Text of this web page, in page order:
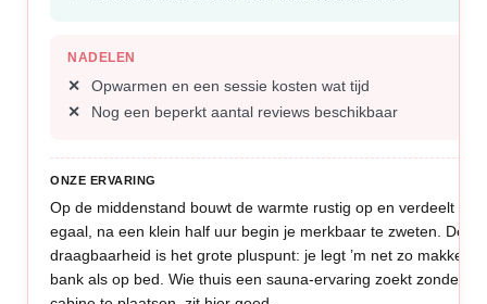
NADELEN
Opwarmen en een sessie kosten wat tijd
Nog een beperkt aantal reviews beschikbaar
ONZE ERVARING
Op de middenstand bouwt de warmte rustig op en verdeelt die
egaal, na een klein half uur begin je merkbaar te zweten. De
draagbaarheid is het grote pluspunt: je legt ’m net zo makkelijk
bank als op bed. Wie thuis een sauna-ervaring zoekt zonder